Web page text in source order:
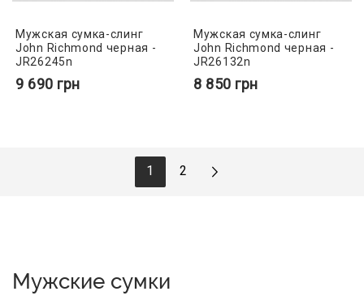
Мужская сумка-слинг
John Richmond черная -
JR26245n
9 690 грн
Мужская сумка-слинг
John Richmond черная -
JR26132n
8 850 грн
1 2
Мужские сумки